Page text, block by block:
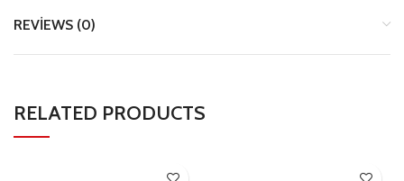
REVIEWS (0)
RELATED PRODUCTS